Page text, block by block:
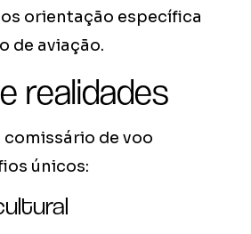
orientação específica
de aviação.
realidades
de voo
únicos: